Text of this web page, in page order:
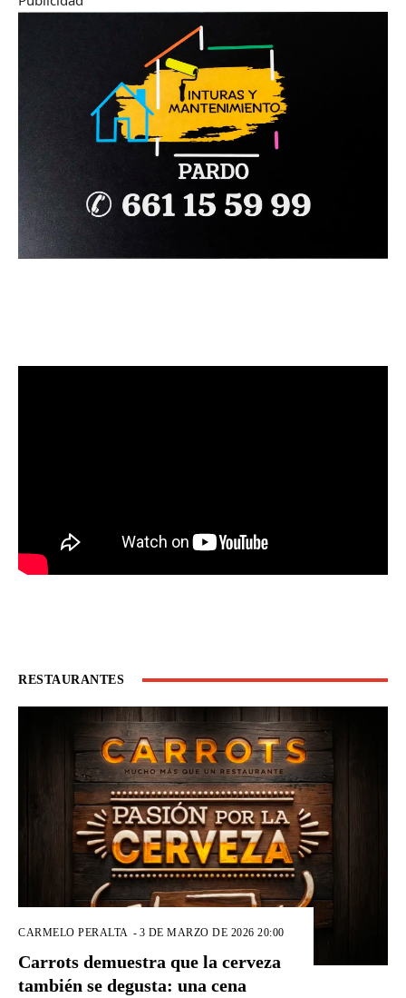
RESTAURANTES
CARMELO PERALTA - 3 DE MARZO DE 2026 20:00
Carrots demuestra que la cerveza
también se degusta: una cena